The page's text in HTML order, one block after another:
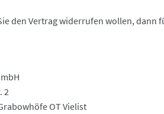
den Vertrag widerrufen wollen, dann
2
OT Vielist